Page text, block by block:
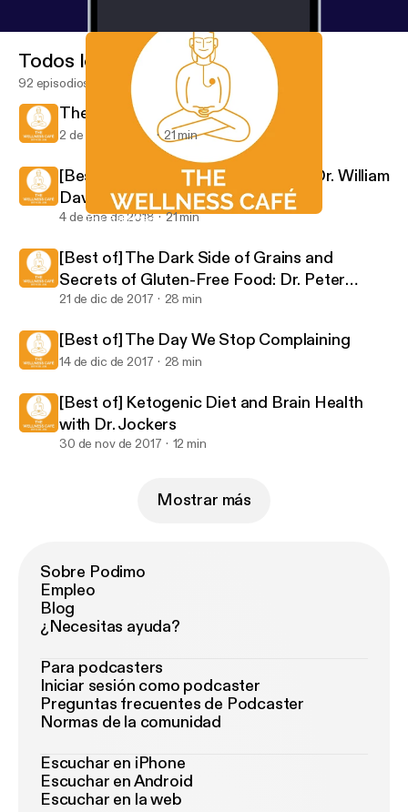
The Gift of Symptoms
Todos los episodios
92 episodios
The Gift of Symptoms
2 de feb de 2018 21 min
[Best of] Waking up to Health with Dr. William
Davis
4 de ene de 2018 21 min
[Best of] The Dark Side of Grains and
Secrets of Gluten-Free Food: Dr. Peter
Osborne
21 de dic de 2017 28 min
[Best of] The Day We Stop Complaining
14 de dic de 2017 28 min
[Best of] Ketogenic Diet and Brain Health
with Dr. Jockers
30 de nov de 2017 12 min
Mostrar más
Sobre Podimo
Empleo
Blog
¿Necesitas ayuda?
Para podcasters
Iniciar sesión como podcaster
Preguntas frecuentes de Podcaster
Normas de la comunidad
Escuchar en iPhone
Escuchar en Android
Escuchar en la web